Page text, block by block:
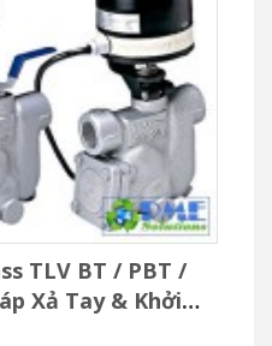
TLV BT / PBT /
Xả Tay & Khởi
Hơi